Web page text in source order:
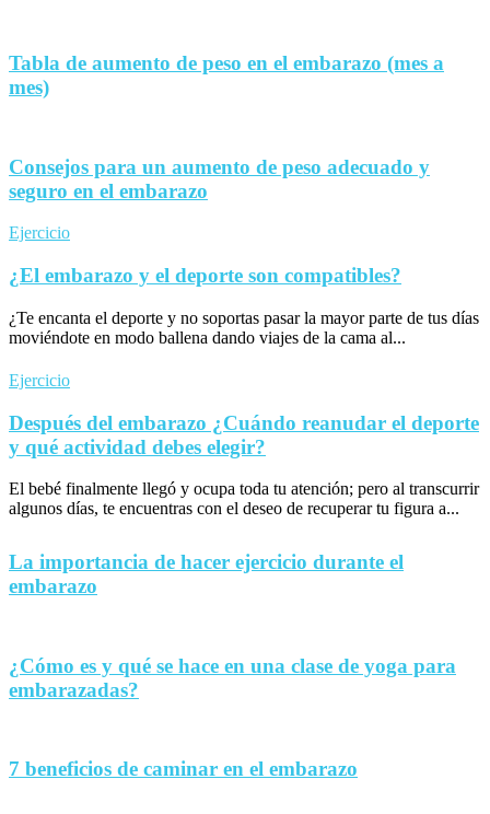
Tabla de aumento de peso en el embarazo (mes a
mes)
Consejos para un aumento de peso adecuado y
seguro en el embarazo
Ejercicio
¿El embarazo y el deporte son compatibles?
¿Te encanta el deporte y no soportas pasar la mayor parte de tus días
moviéndote en modo ballena dando viajes de la cama al...
Ejercicio
Después del embarazo ¿Cuándo reanudar el deporte
y qué actividad debes elegir?
El bebé finalmente llegó y ocupa toda tu atención; pero al transcurrir
algunos días, te encuentras con el deseo de recuperar tu figura a...
La importancia de hacer ejercicio durante el
embarazo
¿Cómo es y qué se hace en una clase de yoga para
embarazadas?
7 beneficios de caminar en el embarazo